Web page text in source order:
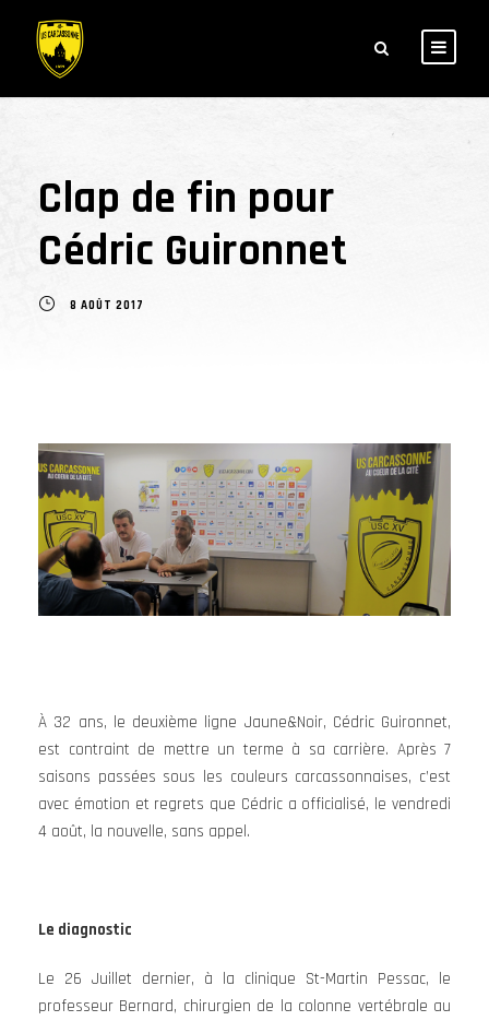
Clap de fin pour
Cédric Guironnet
8 AOÛT 2017
À 32 ans, le deuxième ligne Jaune&Noir, Cédric Guironnet,
est contraint de mettre un terme à sa carrière. Après 7
saisons passées sous les couleurs carcassonnaises, c’est
avec émotion et regrets que Cédric a officialisé, le vendredi
4 août, la nouvelle, sans appel.
Le diagnostic
Le 26 Juillet dernier, à la clinique St-Martin Pessac, le
professeur Bernard, chirurgien de la colonne vertébrale au